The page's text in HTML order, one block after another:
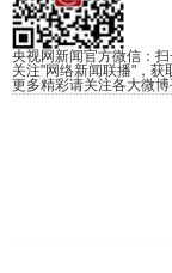
央视网新闻官方微信：扫
关注"网络新闻联播"，获
更多精彩请关注各大微